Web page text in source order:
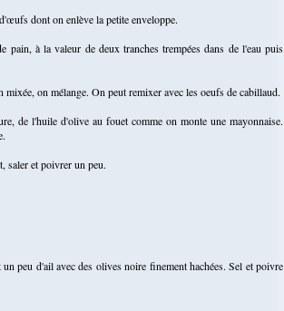
dont on enlève la petite enveloppe.
pain, à la valeur de deux tranches trempées dans de l'eau puis
mixée, on mélange. On peut remixer avec les oeufs de cabillaud.
de l'huile d'olive au fouet comme on monte une mayonnaise.
saler et poivrer un peu.
peu d'ail avec des olives noire finement hachées. Sel et poivre